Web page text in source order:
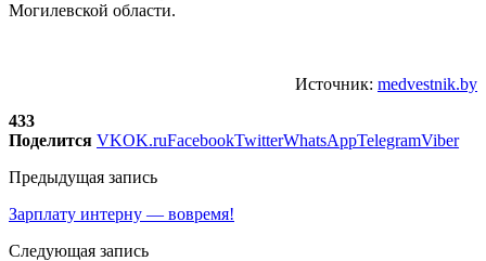
Могилевской области.
Источник: medvestnik.by
433
Поделится VKOK.ruFacebookTwitterWhatsAppTelegramViber
Предыдущая запись
Зарплату интерну — вовремя!
Следующая запись